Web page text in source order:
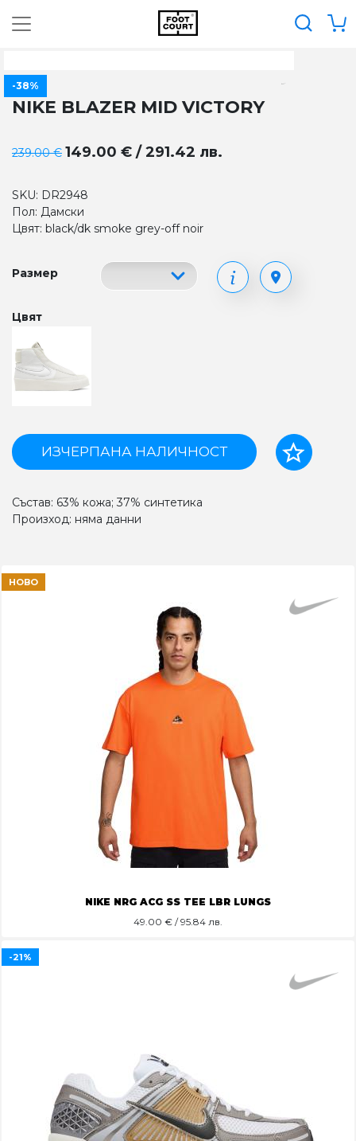
-38%
NIKE BLAZER MID VICTORY
239.00 € 149.00 € / 291.42 лв.
SKU: DR2948
Пол: Дамски
Цвят: black/dk smoke grey-off noir
Размер
Цвят
ИЗЧЕРПАНА НАЛИЧНОСТ
Състав: 63% кожа; 37% синтетика
Произход: няма данни
NIKE NRG ACG SS TEE LBR LUNGS
49.00 € / 95.84 лв.
НОВО
-21%